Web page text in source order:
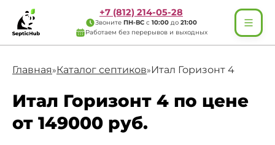
+7 (812) 214-05-28
Звоните ПН-ВС с 10:00 до 21:00
Работаем без перерывов и выходных
Главная»Каталог септиков»Итал Горизонт 4
Итал Горизонт 4 по цене
от 149000 руб.